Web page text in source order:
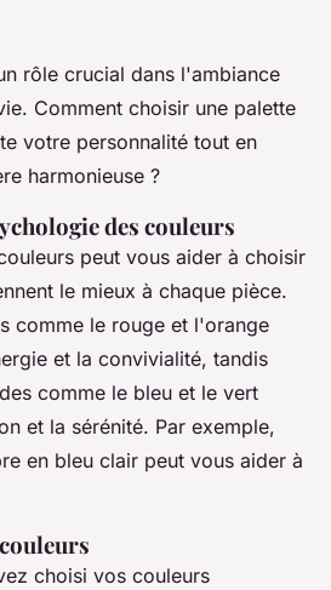
rôle crucial dans l'ambiance
Comment choisir une palette
votre personnalité tout en
harmonieuse ?
des couleurs
peut vous aider à choisir
le mieux à chaque pièce.
comme le rouge et l'orange
et la convivialité, tandis
comme le bleu et le vert
et la sérénité. Par exemple,
en bleu clair peut vous aider à
choisi vos couleurs